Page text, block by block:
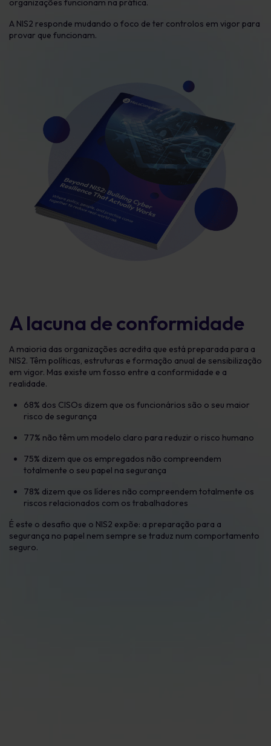
organizações funcionam na prática.
A NIS2 responde mudando o foco de ter controlos em vigor para
provar que funcionam.
A lacuna de conformidade
A maioria das organizações acredita que está preparada para a
NIS2. Têm políticas, estruturas e formação anual de sensibilização
em vigor. Mas existe um fosso entre a conformidade e a
realidade.
68% dos CISOs dizem que os funcionários são o seu maior
risco de segurança
77% não têm um modelo claro para reduzir o risco humano
75% dizem que os empregados não compreendem
totalmente o seu papel na segurança
78% dizem que os líderes não compreendem totalmente os
riscos relacionados com os trabalhadores
É este o desafio que o NIS2 expõe: a preparação para a
segurança no papel nem sempre se traduz num comportamento
seguro.